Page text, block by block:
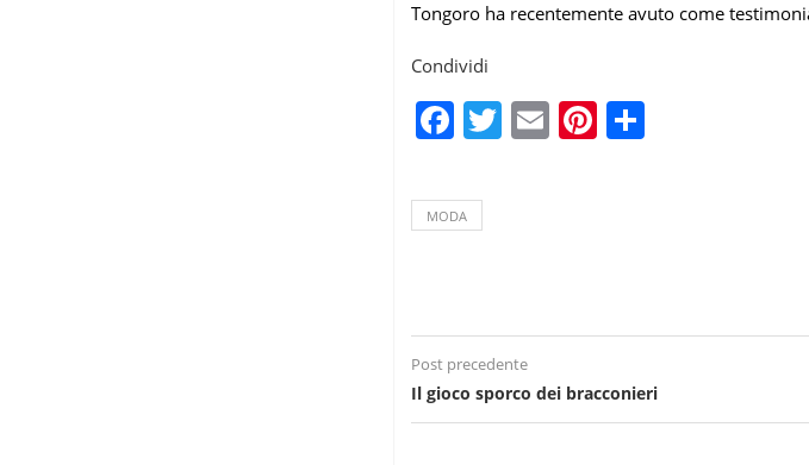
Tongoro ha recentemente avuto come
Condividi
Facebook
Twitter
EmailPinterest
MODA
Post precedente
Il gioco sporco dei bracconieri